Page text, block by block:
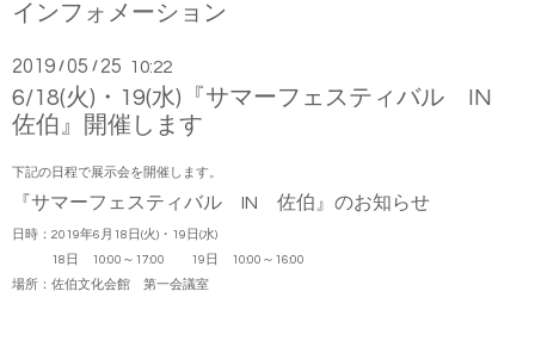
インフォメーション
2019 /05 / 25 10:22
6/18(火)・19(水)『サマーフェスティバル IN
佐伯』開催します
下記の日程で展示会を開催します。
『サマーフェスティバル IN 佐伯』のお知らせ
日時：2019年6月18日(火)・19日(水)
18日 10:00～17:00 19日 10:00～16:00
場所：佐伯文化会館 第一会議室